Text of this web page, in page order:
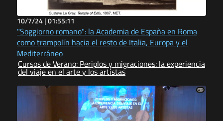
10/7/24 |01:55:11
"Soggiorno romano": la Academia de España en Roma
como trampolín hacia el resto de Italia, Europa y el
Mediterráneo
Cursos de Verano: Periplos y migraciones: la experiencia
del viaje en el arte y los artistas